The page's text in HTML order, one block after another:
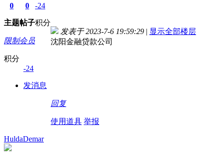
0
主题
0
帖子
-24
积分
限制会员
积分
-24
发消息
发表于 2023-7-6 19:59:29 | 显示全部楼层
沈阳金融贷款公司
回复
使用道具 举报
HuldaDemar